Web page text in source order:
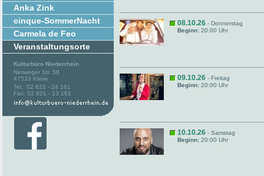
Anka Zink
cinque-SommerNacht
Carmela de Feo
Veranstaltungsorte
Kulturbüro Niederrhein
Nimweger Str. 58
47533 Kleve
Tel.: 02 821 - 24 161
Fax: 02 821 - 13 161
08.10.26 - Donnerstag
Beginn: 20:00 Uhr
09.10.26 - Freitag
Beginn: 20:00 Uhr
10.10.26 - Samstag
Beginn: 20:00 Uhr